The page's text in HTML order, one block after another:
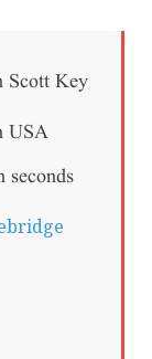
Scott Key
USA
seconds